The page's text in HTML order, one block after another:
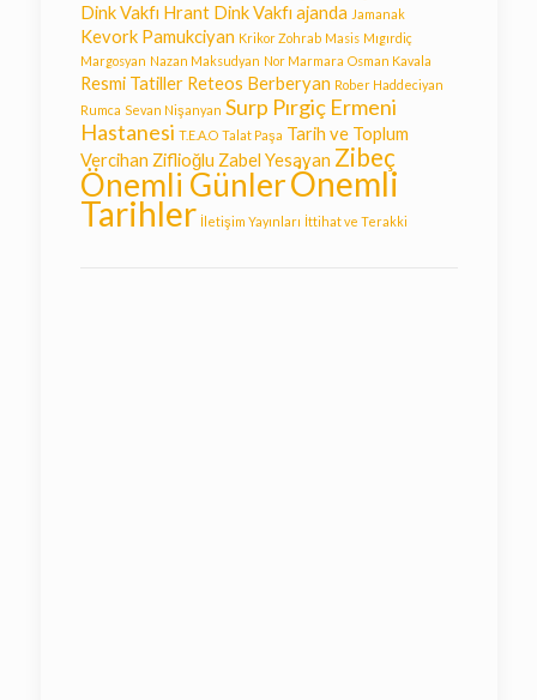
Dink Vakfı Hrant Dink Vakfı ajanda Jamanak
Kevork Pamukciyan Krikor Zohrab Masis Mıgırdiç
Margosyan Nazan Maksudyan Nor Marmara Osman Kavala
Resmi Tatiller Reteos Berberyan Rober Haddeciyan
Rumca Sevan Nişanyan Surp Pırgiç Ermeni
Hastanesi T.E.A.O Talat Paşa Tarih ve Toplum
Vercihan Ziflioğlu Zabel Yesayan Zibeç
Önemli GünlerÖnemli
Tarihler İletişim Yayınları İttihat ve Terakki